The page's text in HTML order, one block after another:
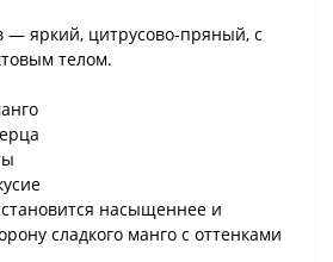
— яркий, цитрусово-пряный, с
телом.
насыщеннее и
сладкого манго с оттенками